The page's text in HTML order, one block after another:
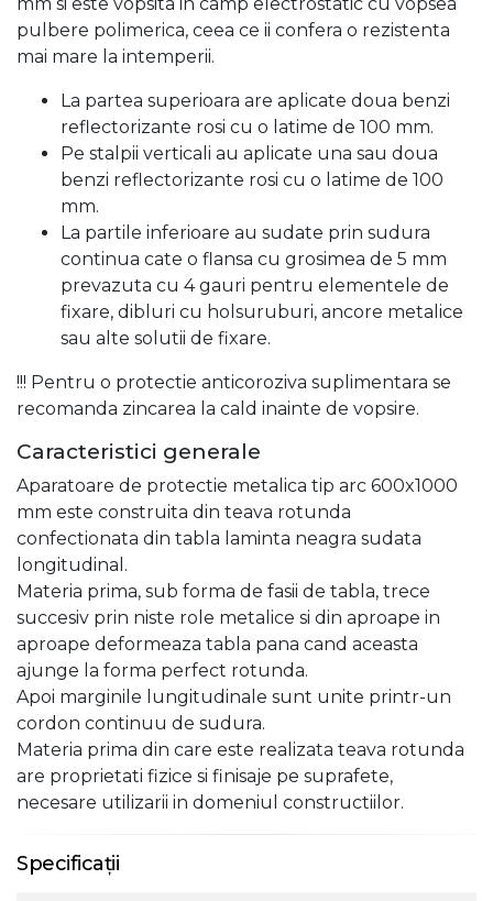
pulbere polimerica, ceea ce ii confera o rezistenta
mai mare la intemperii.
La partea superioara are aplicate doua benzi
reflectorizante rosi cu o latime de 100 mm.
Pe stalpii verticali au aplicate una sau doua
benzi reflectorizante rosi cu o latime de 100
mm.
La partile inferioare au sudate prin sudura
continua cate o flansa cu grosimea de 5 mm
prevazuta cu 4 gauri pentru elementele de
fixare, dibluri cu holsuruburi, ancore metalice
sau alte solutii de fixare.
!!! Pentru o protectie anticoroziva suplimentara se
recomanda zincarea la cald inainte de vopsire.
Caracteristici generale
Aparatoare de protectie metalica tip arc 600x1000
mm este construita din teava rotunda
confectionata din tabla laminta neagra sudata
longitudinal.
Materia prima, sub forma de fasii de tabla, trece
succesiv prin niste role metalice si din aproape in
aproape deformeaza tabla pana cand aceasta
ajunge la forma perfect rotunda.
Apoi marginile lungitudinale sunt unite printr-un
cordon continuu de sudura.
Materia prima din care este realizata teava rotunda
are proprietati fizice si finisaje pe suprafete,
necesare utilizarii in domeniul constructiilor.
Specificații